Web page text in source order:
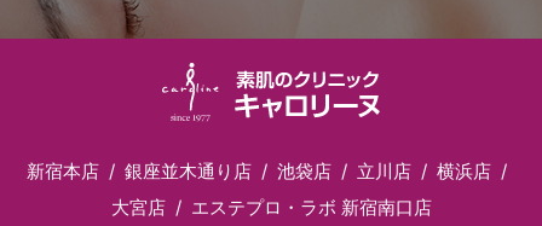
新宿本店 銀座並木通り店 池袋店 立川店
横浜店
大宮店
エステプロ・ラボ 新宿南口店